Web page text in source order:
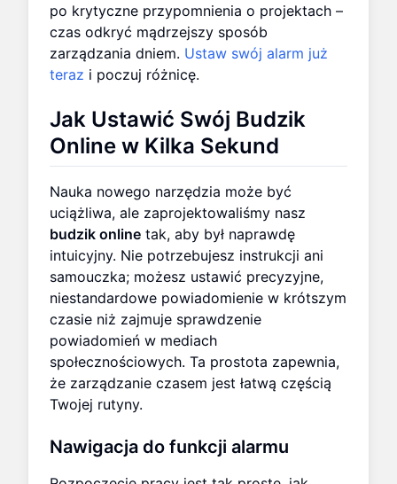
po krytyczne przypomnienia o projektach –
czas odkryć mądrzejszy sposób
zarządzania dniem. Ustaw swój alarm już
teraz i poczuj różnicę.
Jak Ustawić Swój Budzik
Online w Kilka Sekund
Nauka nowego narzędzia może być
uciążliwa, ale zaprojektowaliśmy nasz
budzik online tak, aby był naprawdę
intuicyjny. Nie potrzebujesz instrukcji ani
samouczka; możesz ustawić precyzyjne,
niestandardowe powiadomienie w krótszym
czasie niż zajmuje sprawdzenie
powiadomień w mediach
społecznościowych. Ta prostota zapewnia,
że zarządzanie czasem jest łatwą częścią
Twojej rutyny.
Nawigacja do funkcji alarmu